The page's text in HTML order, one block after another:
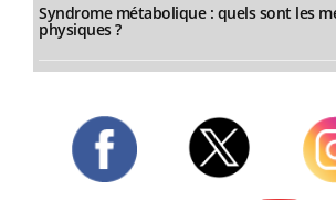
Syndrome métabolique : quels sont les
physiques ?